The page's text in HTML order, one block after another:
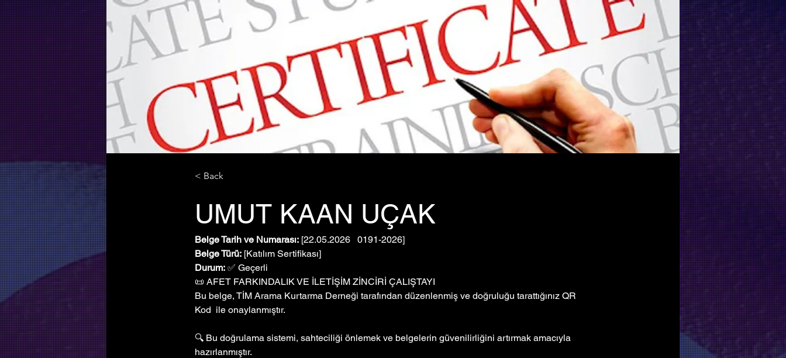
< Back
UMUT KAAN UÇAK
Belge Tarih ve Numarası: [22.05.2026   0191-2026]
Belge Türü: [Katılım Sertifikası]
Durum: ✅ Geçerli
📜 AFET FARKINDALIK VE İLETİŞİM ZİNCİRİ ÇALIŞTAYI
Bu belge, TİM Arama Kurtarma Derneği tarafından düzenlenmiş ve doğruluğu tarattığınız QR
Kod  ile onaylanmıştır.
🔍 Bu doğrulama sistemi, sahteciliği önlemek ve belgelerin güvenilirliğini artırmak amacıyla
hazırlanmıştır.